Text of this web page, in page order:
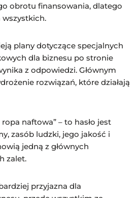
obrotu finansowania, dlatego
wszystkich.
plany dotyczące specjalnych
dla biznesu po stronie
z odpowiedzi. Głównym
rozwiązań, które działają
naftowa” – to hasło jest
zasób ludzki, jego jakość i
jedną z głównych
zalet.
przyjazna dla